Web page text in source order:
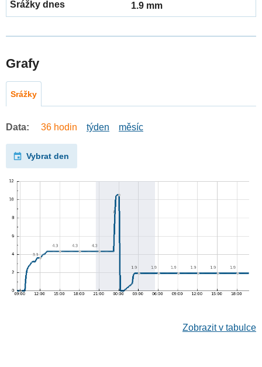
1.9 mm
Grafy
Srážky
Data: 36 hodin týden měsíc
Vybrat den
Zobrazit v tabulce